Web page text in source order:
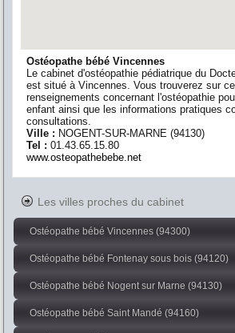
Ostéopathe bébé Vincennes
Le cabinet d'ostéopathie pédiatrique du
est situé à Vincennes. Vous trouverez sur
renseignements concernant l'ostéopathie
enfant ainsi que les informations pratiques
consultations.
Ville : NOGENT-SUR-MARNE (94130)
Tel :01.43.65.15.80
www.osteopathebebe.net
Les villes proches du cabinet
Ostéopathe bébé Vincennes (94300)
Ostéopathe bébé Fontenay sous bois (94120)
Ostéopathe bébé Nogent sur Marne (94130)
Ostéopathe bébé Saint Mandé (94160)